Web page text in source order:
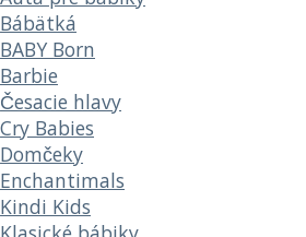
Bábätká
BABY Born
Barbie
Česacie hlavy
Cry Babies
Domčeky
Enchantimals
Kindi Kids